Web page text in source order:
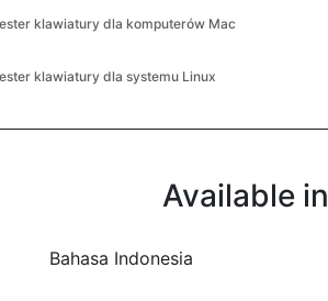
klawiatury dla komputerów Mac
klawiatury dla systemu Linux
Available in
Bahasa Indonesia